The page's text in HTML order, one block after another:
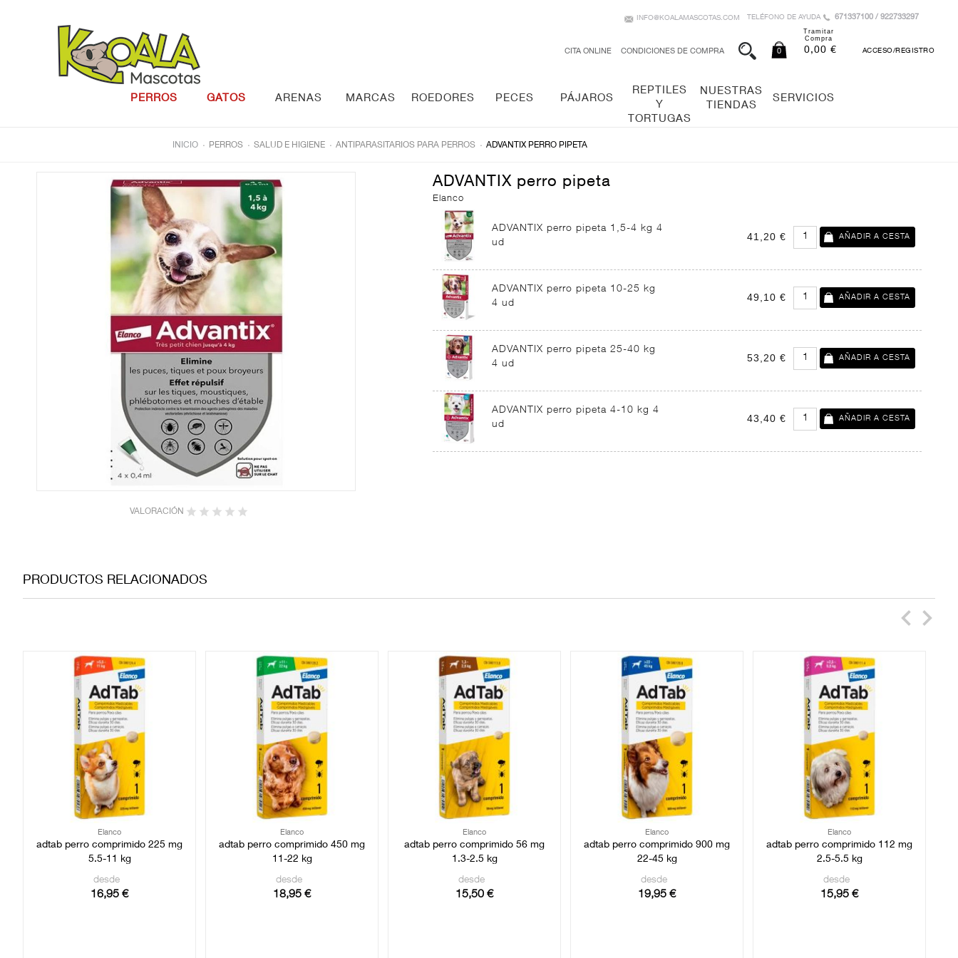
TELÉFONO DE AYUDA 671337100 / 922733297
INFO@KOALAMASCOTAS.COM
CITA ONLINE CONDICIONES DE COMPRA ACCESO/REGISTRO
0
Tramitar
Compra
0,00 €
PERROS GATOS ARENAS MARCAS ROEDORES PECES PÁJAROS
REPTILES
Y
TORTUGAS
NUESTRAS
TIENDAS
SERVICIOS
INICIO . PERROS . SALUD E HIGIENE . ANTIPARASITARIOS PARA PERROS . ADVANTIX PERRO PIPETA
VALORACIÓN
ADVANTIX perro pipeta
Elanco
ADVANTIX perro pipeta 1,5-4 kg 4
ud
41,20 €
ADVANTIX perro pipeta 10-25 kg
4 ud
49,10 €
ADVANTIX perro pipeta 25-40 kg
4 ud
53,20 €
ADVANTIX perro pipeta 4-10 kg 4
ud
43,40 €
PRODUCTOS RELACIONADOS
Elanco
adtab perro comprimido 225 mg
5.5-11 kg
desde
16,95 €
Elanco
adtab perro comprimido 450 mg
11-22 kg
desde
18,95 €
Elanco
adtab perro comprimido 56 mg
1.3-2.5 kg
desde
15,50 €
Elanco
adtab perro comprimido 900 mg
22-45 kg
desde
19,95 €
Elanco
adtab perro comprimido 112 mg
2.5-5.5 kg
desde
15,95 €